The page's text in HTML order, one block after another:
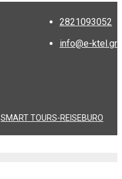
2821093052
info@e-ktel.gr
SMART TOURS-REISEBURO